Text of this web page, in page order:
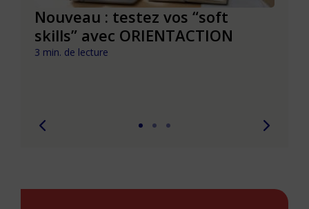
Nouveau : testez vos “soft
skills” avec ORIENTACTION
3 min. de lecture